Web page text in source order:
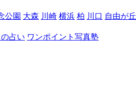
公園 大森 川崎 横浜 柏 川口 自由が丘
占い ワンポイント写真塾